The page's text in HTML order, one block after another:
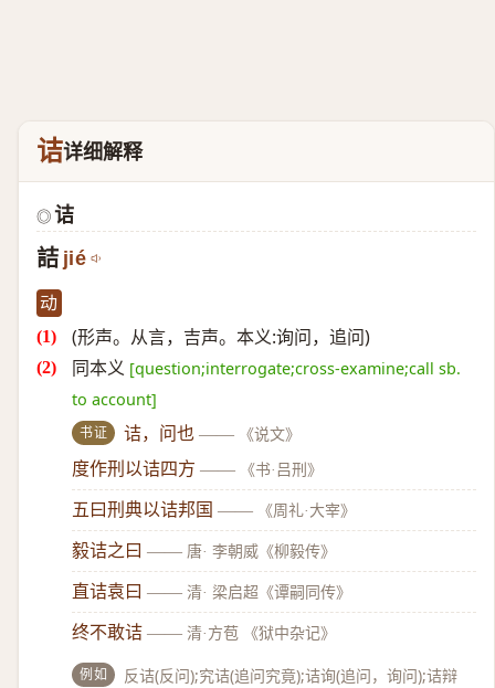
诘详细解释
◎ 诘
詰 jié
动
(形声。从言，吉声。本义:询问，追问)
同本义 [question;interrogate;cross-examine;call sb.
to account]
书证 诘，问也 —— 《说文》
度作刑以诘四方 —— 《书·吕刑》
五曰刑典以诘邦国 —— 《周礼·大宰》
毅诘之曰 —— 唐· 李朝威《柳毅传》
直诘袁曰 —— 清· 梁启超《谭嗣同传》
终不敢诘 —— 清·方苞 《狱中杂记》
例如
反诘(反问);究诘(追问究竟);诘询(追问，询问);诘辩